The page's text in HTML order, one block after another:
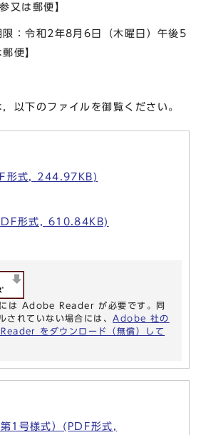
又は郵便】
令和2年8月6日（木曜日）午後5
便】
以下のファイルを御覧ください。
形式, 244.97KB)
形式, 610.84KB)
は Adobe Reader が必要です。同
されていない場合には、 Adobe 社の
をダウンロード（無償）して
1号様式）(PDF形式,